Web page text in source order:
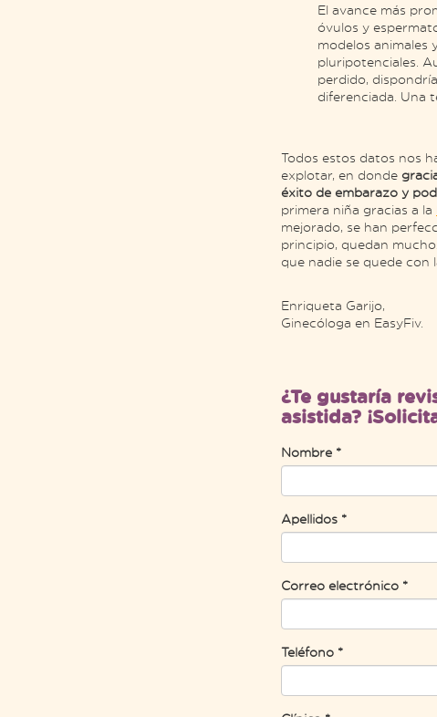
El avance más
óvulos y
modelos animales
pluripotenciales.
perdido,
diferenciada. Una
Todos estos datos nos
explotar, en donde
éxito de embarazo y
primera niña gracias a la
mejorado, se han
principio, quedan
que nadie se quede con
Enriqueta Garijo,
Ginecóloga en EasyFiv.
¿Te gustaría
asistida?
Nombre *
Apellidos *
Correo electrónico *
Teléfono *